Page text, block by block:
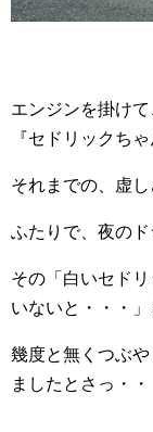
エンジンを掛け
『セドリックち
それまでの、虚
ふたりで、夜のド
その「白いセド
いないと・・・」
幾度と無くつぶ
ましたとさっ・・